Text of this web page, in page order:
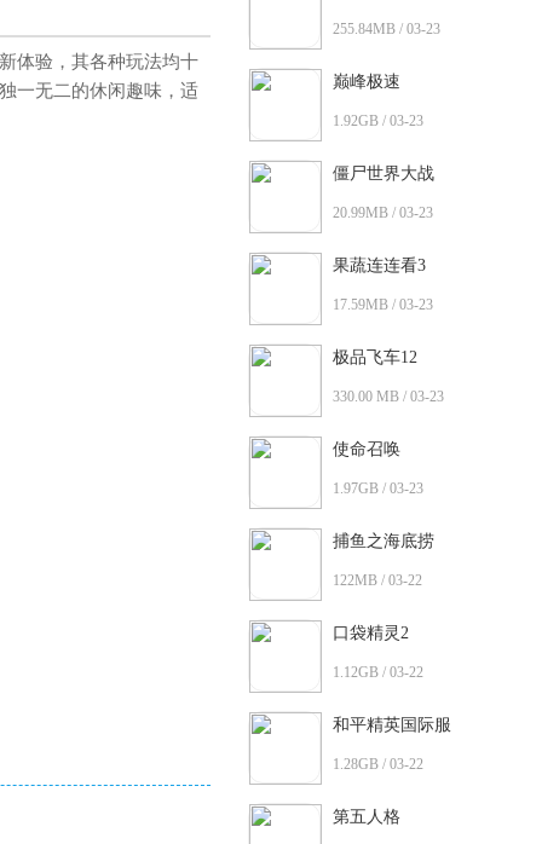
体验，其各种玩法均十
一无二的休闲趣味，适
255.84MB / 03-23
巅峰极速
1.92GB / 03-23
僵尸世界大战
20.99MB / 03-23
果蔬连连看3
17.59MB / 03-23
极品飞车12
330.00 MB / 03-23
使命召唤
1.97GB / 03-23
捕鱼之海底捞
122MB / 03-22
口袋精灵2
1.12GB / 03-22
和平精英国际服
1.28GB / 03-22
第五人格